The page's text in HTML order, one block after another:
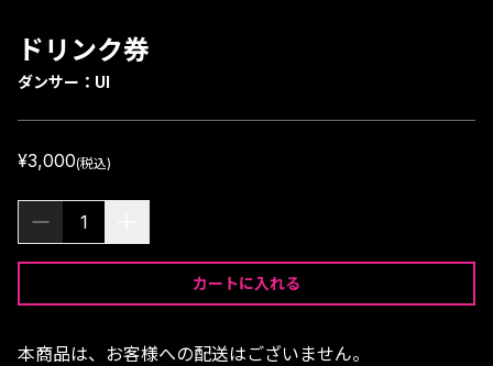
ドリンク券
ダンサー： UI
¥3,000(税込)
1
カートに入れる
本商品は、お客様への配送はございません。